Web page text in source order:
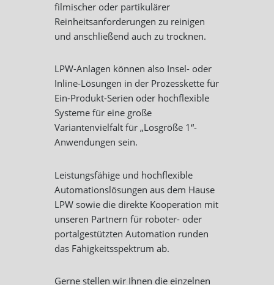
filmischer oder partikulärer
Reinheitsanforderungen zu reinigen
und anschließend auch zu trocknen.
LPW-Anlagen können also Insel- oder
Inline-Lösungen in der Prozesskette für
Ein-Produkt-Serien oder hochflexible
Systeme für eine große
Variantenvielfalt für „Losgröße 1“-
Anwendungen sein.
Leistungsfähige und hochflexible
Automationslösungen aus dem Hause
LPW sowie die direkte Kooperation mit
unseren Partnern für roboter- oder
portalgestützten Automation runden
das Fähigkeitsspektrum ab.
Gerne stellen wir Ihnen die einzelnen